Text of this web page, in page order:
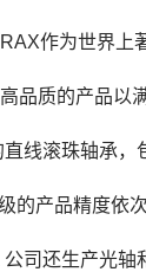
作为世界上
品质的产品以
线滚珠轴承
的产品精度依
司还生产光